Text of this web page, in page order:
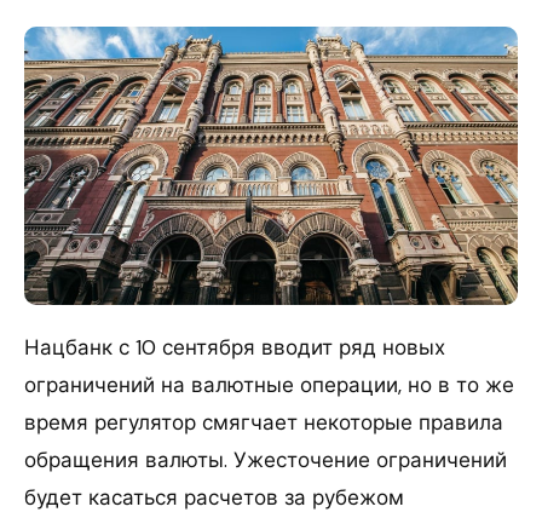
Нацбанк с 10 сентября вводит ряд новых
ограничений на валютные операции, но в то же
время регулятор смягчает некоторые правила
обращения валюты. Ужесточение ограничений
будет касаться расчетов за рубежом